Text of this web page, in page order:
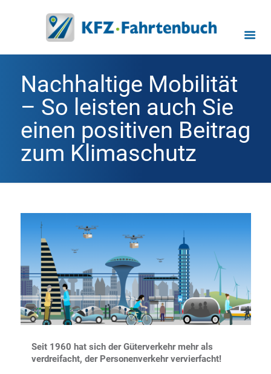
Nachhaltige Mobilität
– So leisten auch Sie
einen positiven Beitrag
zum Klimaschutz
Seit 1960 hat sich der Güterverkehr mehr als
verdreifacht, der Personenverkehr vervierfacht!